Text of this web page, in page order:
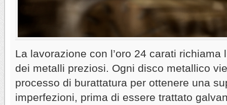
La lavorazione con l’oro 24 carati richiama
dei metalli preziosi. Ogni disco metallico
processo di burattatura per ottenere una
imperfezioni, prima di essere trattato